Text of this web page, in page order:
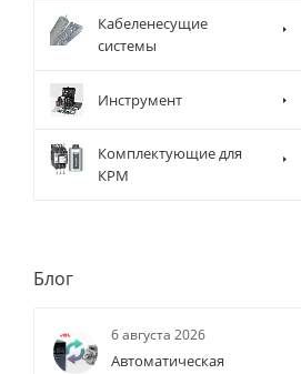
Кабеленесущие
системы
Инструмент
Комплектующие для
КРМ
Блог
6 августа 2026
Автоматическая